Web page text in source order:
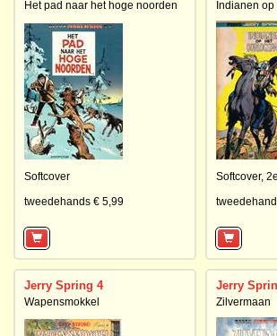
Het pad naar het hoge noorden
Softcover
tweedehands € 5,99
Indianen
Softcover,
Jerry Spring 4
Wapensmokkel
Jerry
Zilvermaan